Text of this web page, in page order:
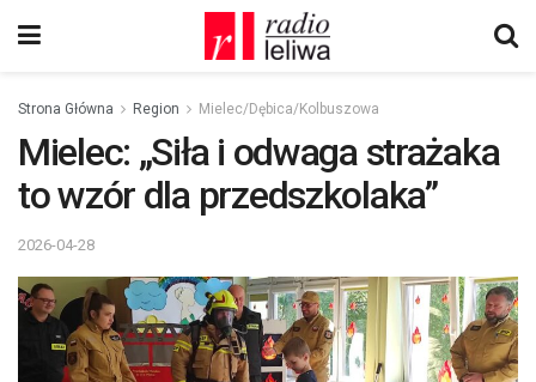
Strona Główna Region Mielec/Dębica/Kolbuszowa
Mielec: „Siła i odwaga strażaka
to wzór dla przedszkolaka”
2026-04-28